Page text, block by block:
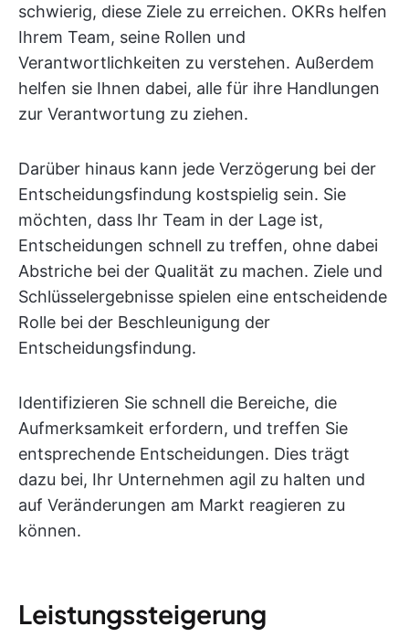
schwierig, diese Ziele zu erreichen. OKRs helfen
Ihrem Team, seine Rollen und
Verantwortlichkeiten zu verstehen. Außerdem
helfen sie Ihnen dabei, alle für ihre Handlungen
zur Verantwortung zu ziehen.
Darüber hinaus kann jede Verzögerung bei der
Entscheidungsfindung kostspielig sein. Sie
möchten, dass Ihr Team in der Lage ist,
Entscheidungen schnell zu treffen, ohne dabei
Abstriche bei der Qualität zu machen. Ziele und
Schlüsselergebnisse spielen eine entscheidende
Rolle bei der Beschleunigung der
Entscheidungsfindung.
Identifizieren Sie schnell die Bereiche, die
Aufmerksamkeit erfordern, und treffen Sie
entsprechende Entscheidungen. Dies trägt
dazu bei, Ihr Unternehmen agil zu halten und
auf Veränderungen am Markt reagieren zu
können.
Leistungssteigerung